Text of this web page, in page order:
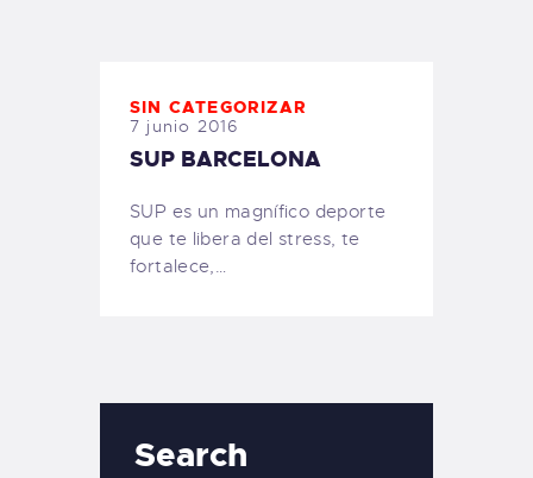
SIN CATEGORIZAR
7 junio 2016
SUP BARCELONA
SUP es un magnífico deporte
que te libera del stress, te
fortalece,…
Search